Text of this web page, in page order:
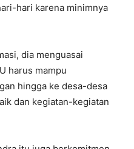
hari karena minimnya
dia menguasai
harus mampu
hingga ke desa-desa
dan kegiatan-kegiatan